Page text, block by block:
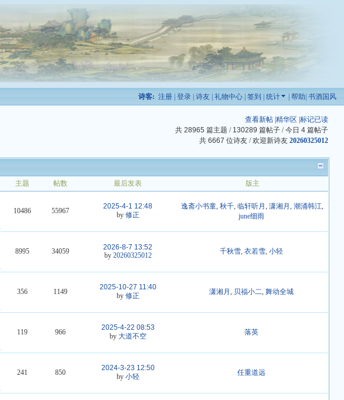
诗客: 注册| 登录| 诗友| 礼物中心| 签到 统计 帮助 书酒国风
查看新帖 |精华区 |标记已读
共28965 篇主题 / 130289 篇帖子 / 今日4 篇帖子
共6667 位诗友 / 欢迎新诗友20260325012
主题 帖数 最后发表
版主
10486 55967
2025-4-1 12:48
by 修正
逸斋小书童,秋千,临轩听月,潇湘月,潮涌韩江,
june细雨
8995 34059
2026-8-7 13:52
by 20260325012 千秋雪,衣若雪,小轻
356 1149
2025-10-27 11:40
by 修正 潇湘月, 贝福小二,舞动全城
119 966
2025-4-22 08:53
by 大道不空 落英
241 850
2024-3-23 12:50
by 小轻 任重道远